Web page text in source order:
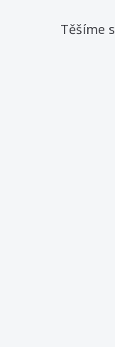
Těšíme